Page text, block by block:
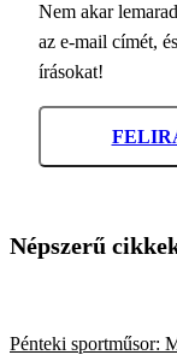
Nem akar
az e-mail címét,
írásokat!
Népszerű
Pénteki sportműsor: